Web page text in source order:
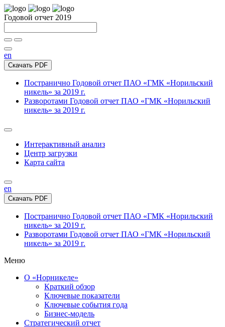
Годовой отчет 2019
en
Скачать PDF
Постранично Годовой отчет ПАО «ГМК «Норильский
никель» за 2019 г.
Разворотами Годовой отчет ПАО «ГМК «Норильский
никель» за 2019 г.
Интерактивный анализ
Центр загрузки
Карта сайта
en
Скачать PDF
Постранично Годовой отчет ПАО «ГМК «Норильский
никель» за 2019 г.
Разворотами Годовой отчет ПАО «ГМК «Норильский
никель» за 2019 г.
Меню
О «Норникеле»
Краткий обзор
Ключевые показатели
Ключевые события года
Бизнес-модель
Стратегический отчет